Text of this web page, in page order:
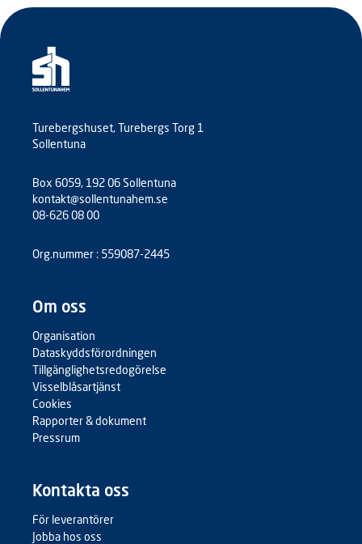
Turebergshuset, Turebergs Torg 1
Sollentuna
Box 6059, 192 06 Sollentuna
kontakt@sollentunahem.se
08-626 08 00
Org.nummer : 559087-2445
Om oss
Organisation
Dataskyddsförordningen
Tillgänglighetsredogörelse
Visselblåsartjänst
Cookies
Rapporter & dokument
Pressrum
Kontakta oss
För leverantörer
Jobba hos oss